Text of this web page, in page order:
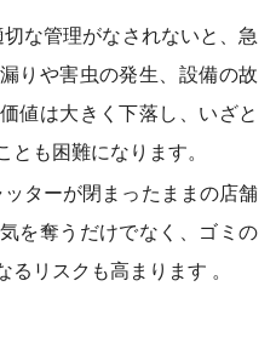
な管理がなされないと、急
りや害虫の発生、設備の故
値は大きく下落し、いざと
も困難になります。
ターが閉まったままの店舗
を奪うだけでなく、ゴミの
リスクも高まります 。